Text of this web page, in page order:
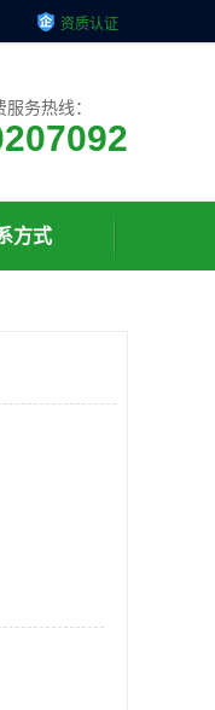
资质认证
务热线：
方式